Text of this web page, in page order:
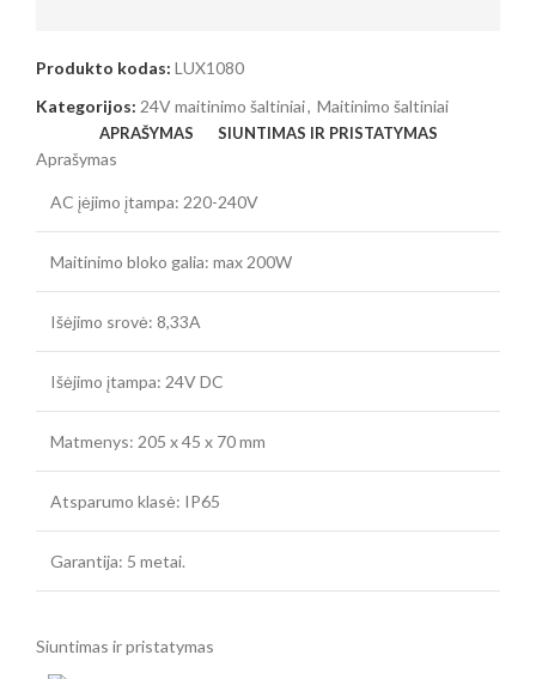
Produkto kodas: LUX1080
Kategorijos: 24V maitinimo šaltiniai, Maitinimo šaltiniai
APRAŠYMAS SIUNTIMAS IR PRISTATYMAS
Aprašymas
AC įėjimo įtampa: 220-240V
Maitinimo bloko galia: max 200W
Išėjimo srovė: 8,33A
Išėjimo įtampa: 24V DC
Matmenys: 205 x 45 x 70 mm
Atsparumo klasė: IP65
Garantija: 5 metai.
Siuntimas ir pristatymas